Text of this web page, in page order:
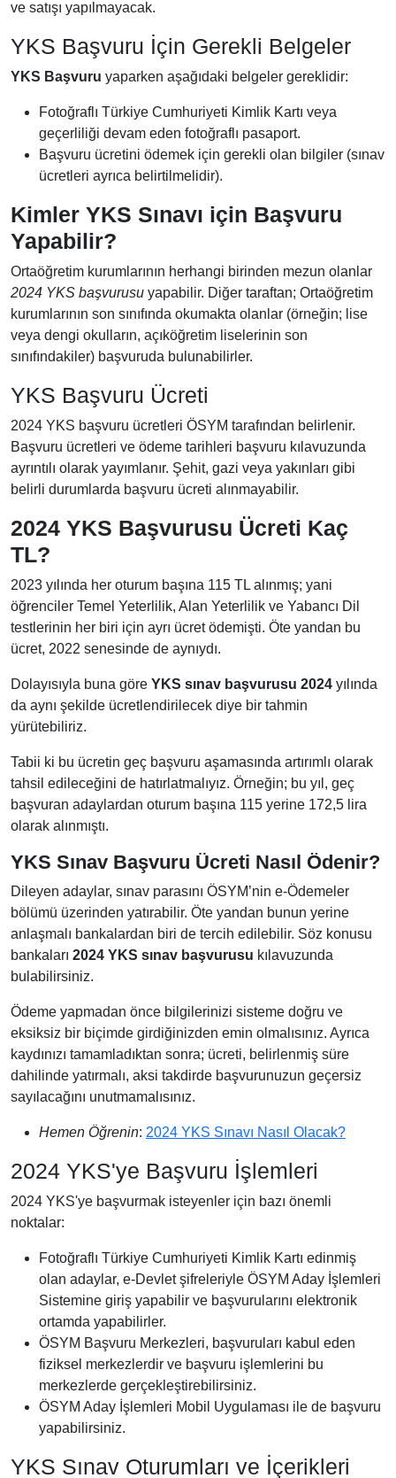
ve satışı yapılmayacak.
YKS Başvuru İçin Gerekli Belgeler
YKS Başvuru yaparken aşağıdaki belgeler gereklidir:
Fotoğraflı Türkiye Cumhuriyeti Kimlik Kartı veya
geçerliliği devam eden fotoğraflı pasaport.
Başvuru ücretini ödemek için gerekli olan bilgiler (sınav
ücretleri ayrıca belirtilmelidir).
Kimler YKS Sınavı için Başvuru
Yapabilir?
Ortaöğretim kurumlarının herhangi birinden mezun olanlar
2024 YKS başvurusu yapabilir. Diğer taraftan; Ortaöğretim
kurumlarının son sınıfında okumakta olanlar (örneğin; lise
veya dengi okulların, açıköğretim liselerinin son
sınıfındakiler) başvuruda bulunabilirler.
YKS Başvuru Ücreti
2024 YKS başvuru ücretleri ÖSYM tarafından belirlenir.
Başvuru ücretleri ve ödeme tarihleri başvuru kılavuzunda
ayrıntılı olarak yayımlanır. Şehit, gazi veya yakınları gibi
belirli durumlarda başvuru ücreti alınmayabilir.
2024 YKS Başvurusu Ücreti Kaç
TL?
2023 yılında her oturum başına 115 TL alınmış; yani
öğrenciler Temel Yeterlilik, Alan Yeterlilik ve Yabancı Dil
testlerinin her biri için ayrı ücret ödemişti. Öte yandan bu
ücret, 2022 senesinde de aynıydı.
Dolayısıyla buna göre YKS sınav başvurusu 2024 yılında
da aynı şekilde ücretlendirilecek diye bir tahmin
yürütebiliriz.
Tabii ki bu ücretin geç başvuru aşamasında artırımlı olarak
tahsil edileceğini de hatırlatmalıyız. Örneğin; bu yıl, geç
başvuran adaylardan oturum başına 115 yerine 172,5 lira
olarak alınmıştı.
YKS Sınav Başvuru Ücreti Nasıl Ödenir?
Dileyen adaylar, sınav parasını ÖSYM’nin e-Ödemeler
bölümü üzerinden yatırabilir. Öte yandan bunun yerine
anlaşmalı bankalardan biri de tercih edilebilir. Söz konusu
bankaları 2024 YKS sınav başvurusu kılavuzunda
bulabilirsiniz.
Ödeme yapmadan önce bilgilerinizi sisteme doğru ve
eksiksiz bir biçimde girdiğinizden emin olmalısınız. Ayrıca
kaydınızı tamamladıktan sonra; ücreti, belirlenmiş süre
dahilinde yatırmalı, aksi takdirde başvurunuzun geçersiz
sayılacağını unutmamalısınız.
Hemen Öğrenin: 2024 YKS Sınavı Nasıl Olacak?
2024 YKS'ye Başvuru İşlemleri
2024 YKS'ye başvurmak isteyenler için bazı önemli
noktalar:
Fotoğraflı Türkiye Cumhuriyeti Kimlik Kartı edinmiş
olan adaylar, e-Devlet şifreleriyle ÖSYM Aday İşlemleri
Sistemine giriş yapabilir ve başvurularını elektronik
ortamda yapabilirler.
ÖSYM Başvuru Merkezleri, başvuruları kabul eden
fiziksel merkezlerdir ve başvuru işlemlerini bu
merkezlerde gerçekleştirebilirsiniz.
ÖSYM Aday İşlemleri Mobil Uygulaması ile de başvuru
yapabilirsiniz.
YKS Sınav Oturumları ve İçerikleri